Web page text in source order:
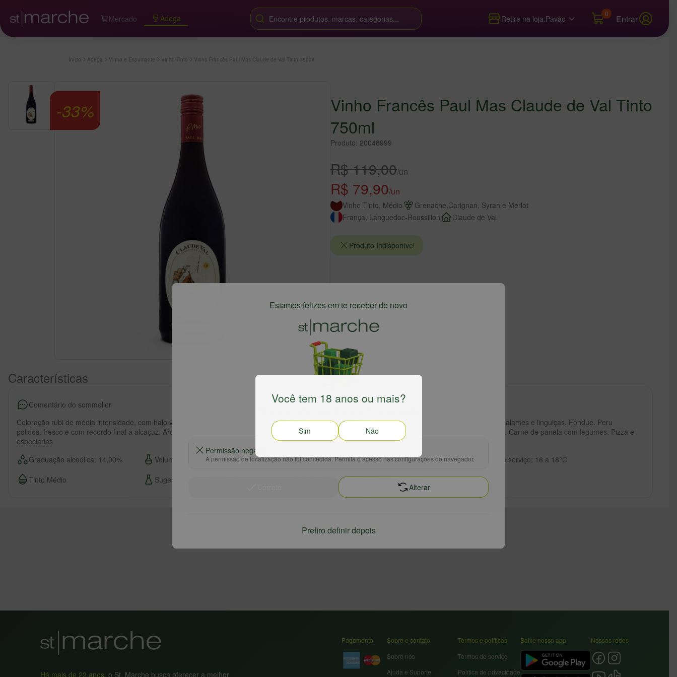
Mercado Adega Encontre produtos, marcas, categorias... Retire na loja:Pavão
0 Entrar
Início Adega Vinho e Espumante Vinho Tinto Vinho Francês Paul Mas Claude de Val Tinto 750ml
-33%
Vinho Francês Paul Mas Claude de Val Tinto
750ml
Produto: 20048999
R$ 119,00/un
R$ 79,90/un
Vinho Tinto, Médio
Grenache,Carignan, Syrah e Merlot
França, Languedoc-Roussillon
Claude de Val
Produto Indisponível
Características
Comentário do sommelier
Coloração rubi de média intensidade, com halo violáceo muito luminoso. Ataca o palato com maciez frutada, taninos
polidos, fresco e com recordo final a alcaçuz. Aromas marcados por ameixa e frutas vermelhas maduras, violeta e
especiarias
Muito versátil à mesa: seleção de salames e linguiças. Fondue. Peru
recheado com farofa de castanhas. Carne de panela com legumes. Pizza e
bruschetta. Kebab
Graduação alcoólica: 14,00%
Volume: 750 Envelhecimento: Não possui maturação.
Temperatura de serviço: 16 a 18°C
Tinto Médio
Sugestão de decantação: NÃO Potencial de guarda: Pronto para consumo
Há mais de 22 anos , o St. Marche busca oferecer a melhor
Pagamento
Sobre e contato
Sobre nós
Ajuda e Suporte
Termos e políticas
Termos de serviço
Política de privacidade
Baixe nosso app Nossas redes
Estamos felizes em te receber de novo
Permissão negada
A permissão de localização não foi concedida. Permita o acesso nas configurações do navegador.
Alterar
Prefiro definir depois
Você tem 18 anos ou mais?
Sim Não